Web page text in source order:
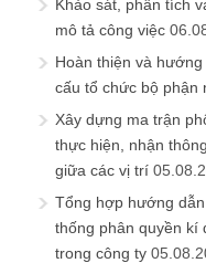
Khảo sát, phân tích
mô tả công việc
Hoàn thiện và
cấu tổ chức bộ phận
Xây dựng ma trận
thực hiện, nhận
giữa các vị trí
Tổng hợp hướng
thống phân quyền kí
trong công ty